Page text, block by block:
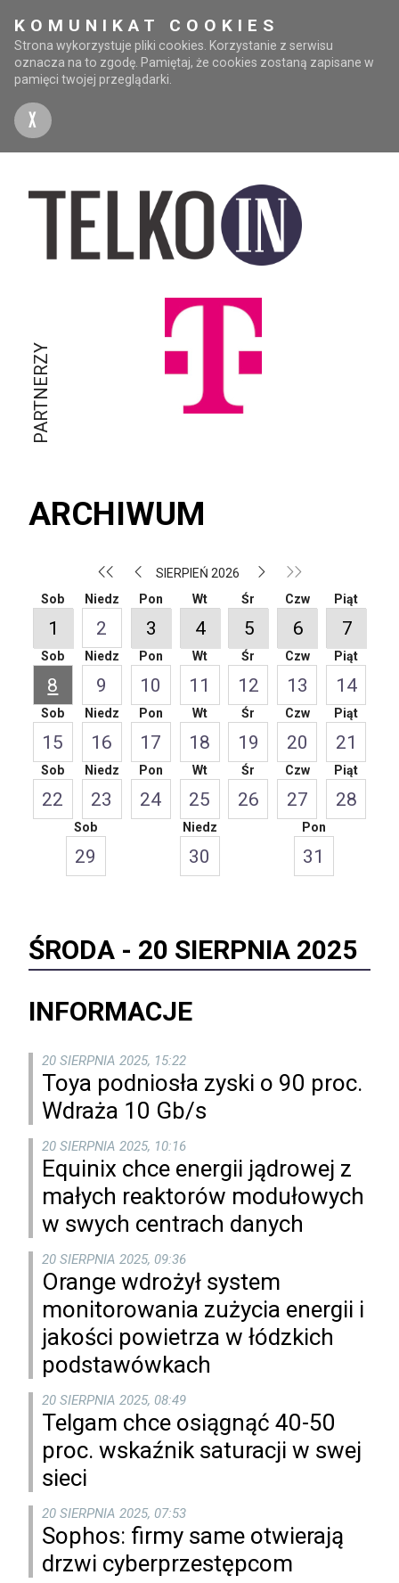
KOMUNIKAT COOKIES
Strona wykorzystuje pliki cookies. Korzystanie z serwisu
oznacza na to zgodę. Pamiętaj, że cookies zostaną zapisane w
pamięci twojej przeglądarki.
X
PARTNERZY
ARCHIWUM
SIERPIEŃ 2026
Sob
1
Niedz
2
Pon
3
Wt
4
Śr
5
Czw
6
Piąt
7
Sob
8
Niedz
9
Pon
10
Wt
11
Śr
12
Czw
13
Piąt
14
Sob
15
Niedz
16
Pon
17
Wt
18
Śr
19
Czw
20
Piąt
21
Sob
22
Niedz
23
Pon
24
Wt
25
Śr
26
Czw
27
Piąt
28
Sob
29
Niedz
30
Pon
31
ŚRODA - 20 SIERPNIA 2025
INFORMACJE
20 SIERPNIA 2025, 15:22
Toya podniosła zyski o 90 proc.
Wdraża 10 Gb/s
20 SIERPNIA 2025, 10:16
Equinix chce energii jądrowej z
małych reaktorów modułowych
w swych centrach danych
20 SIERPNIA 2025, 09:36
Orange wdrożył system
monitorowania zużycia energii i
jakości powietrza w łódzkich
podstawówkach
20 SIERPNIA 2025, 08:49
Telgam chce osiągnąć 40-50
proc. wskaźnik saturacji w swej
sieci
20 SIERPNIA 2025, 07:53
Sophos: firmy same otwierają
drzwi cyberprzestępcom